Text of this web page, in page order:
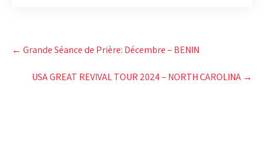
Post
navigation
← Grande Séance de Prière: Décembre – BENIN
USA GREAT REVIVAL TOUR 2024 – NORTH CAROLINA →